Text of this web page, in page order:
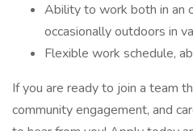
Ability to work both in an
occasionally outdoors in
Flexible work schedule,
If you are ready to join a team
community engagement, and